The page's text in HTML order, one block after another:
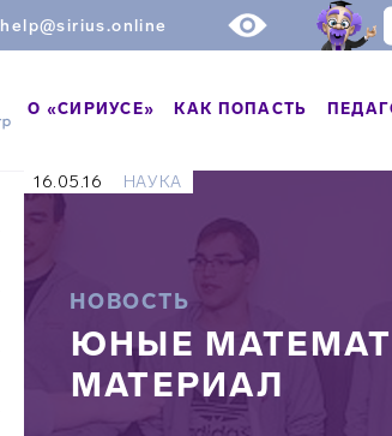
help@sirius.online
О «СИРИУСЕ» КАК ПОПАСТЬ
16.05.16 НАУКА
НОВОСТЬ
ЮНЫЕ
МАТЕРИАЛ